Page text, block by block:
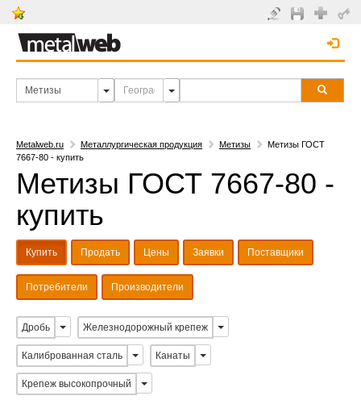
Metalweb.ru Металлургическая продукция Метизы
Метизы ГОСТ
7667-80 - купить
Метизы ГОСТ 7667-80 -
купить
Купить Продать Цены Заявки Поставщики
Потребители Производители
Дробь Железнодорожный крепеж
Калиброванная сталь Канаты
Крепеж высокопрочный